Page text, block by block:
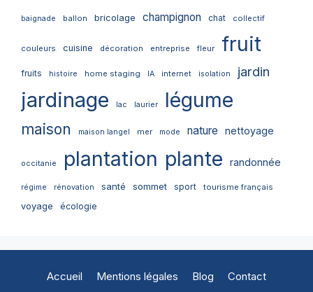
baignade ballon bricolage champignon chat collectif
couleurs cuisine décoration entreprise fleur fruit
fruits histoire home staging IA internet isolation jardin
jardinage lac laurier légume
maison maison langel mer mode nature nettoyage
occitanie plantation plante randonnée
régime rénovation santé sommet sport tourisme français
voyage écologie
Accueil Mentions légales Blog Contact